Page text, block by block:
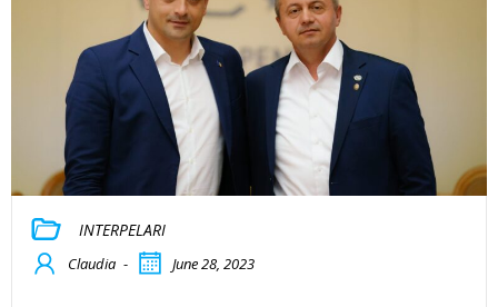
INTERPELARI
Claudia - June 28, 2023